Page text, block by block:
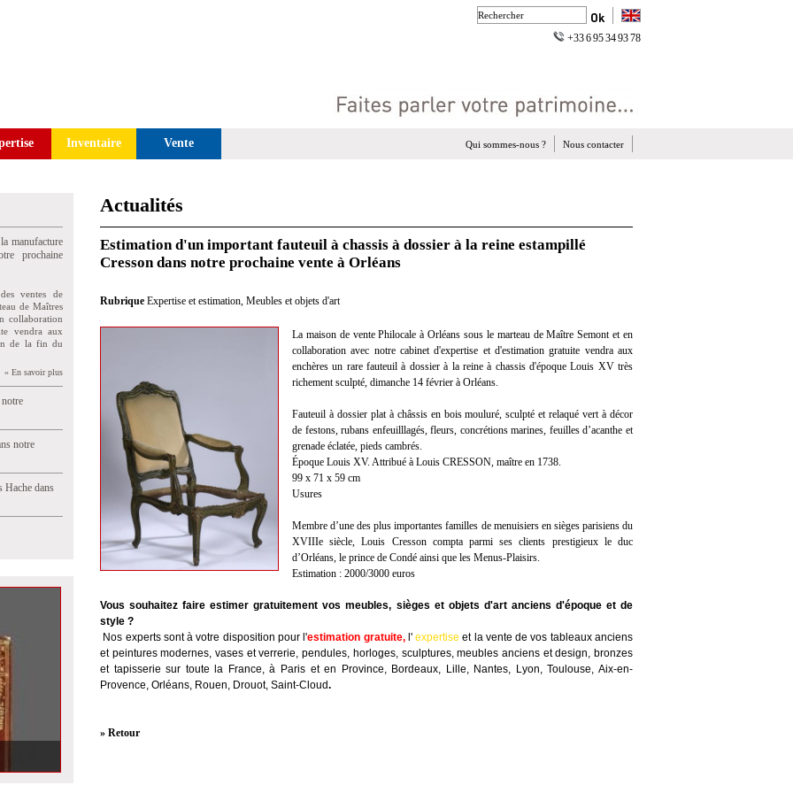
+33 6 95 34 93 78
Inventaire Vente Nous contacter
Qui sommes-nous ?
manufacture
prochaine
ventes de
de Maîtres
collaboration
vendra aux
de la fin du
» En savoir plus
notre
Hache dans
Actualités
Estimation d'un important fauteuil à chassis à dossier à la reine estampillé
Cresson dans notre prochaine vente à Orléans
Rubrique Expertise et estimation, Meubles et objets d'art
La maison de vente Philocale à Orléans sous le marteau de Maître Semont et en
collaboration avec notre cabinet d'expertise et d'estimation gratuite vendra aux
enchères un rare fauteuil à dossier à la reine à chassis d'époque Louis XV très
richement sculpté, dimanche 14 février à Orléans.
Fauteuil à dossier plat à châssis en bois mouluré, sculpté et relaqué vert à décor
de festons, rubans enfeuilllagés, fleurs, concrétions marines, feuilles d’acanthe et
grenade éclatée, pieds cambrés.
Époque Louis XV. Attribué à Louis CRESSON, maître en 1738.
99 x 71 x 59 cm
Usures
Membre d’une des plus importantes familles de menuisiers en sièges parisiens du
XVIIIe siècle, Louis Cresson compta parmi ses clients prestigieux le duc
d’Orléans, le prince de Condé ainsi que les Menus-Plaisirs.
Estimation : 2000/3000 euros
Vous souhaitez faire estimer gratuitement vos meubles, sièges et objets d'art anciens d'époque et de
style ?
Nos experts sont à votre disposition pour l'estimation gratuite, l'expertise et la vente de vos tableaux anciens
et peintures modernes, vases et verrerie, pendules, horloges, sculptures, meubles anciens et design, bronzes
et tapisserie sur toute la France, à Paris et en Province, Bordeaux, Lille, Nantes, Lyon, Toulouse, Aix-en-
Provence, Orléans, Rouen, Drouot, Saint-Cloud.
» Retour